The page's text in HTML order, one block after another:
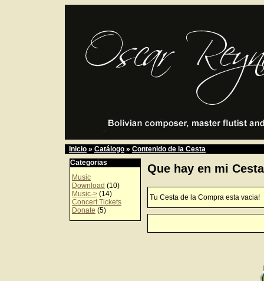
Inicio » Catálogo » Contenido de la Cesta
Categorias
Music
Download (10)
Music-> (14)
Concert Tickets
Donate (5)
Que hay en mi
Tu Cesta de la Compra esta vacia!